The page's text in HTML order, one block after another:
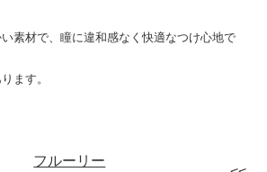
素材で、瞳に違和感なく快適なつけ心地で
ます。
フルーリー